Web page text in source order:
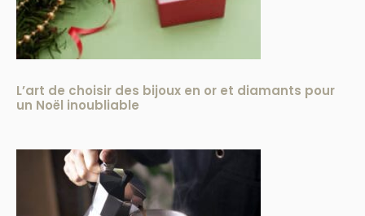
L’art de choisir des bijoux en or et diamants pour
un Noël inoubliable